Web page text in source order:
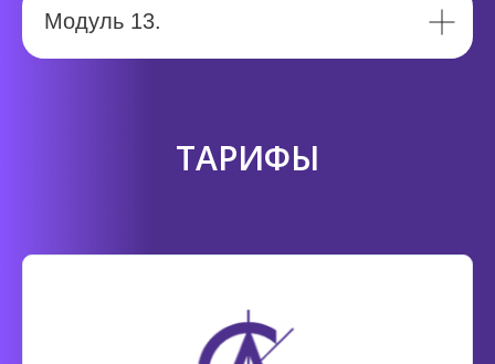
Модуль 13.
ТАРИФЫ